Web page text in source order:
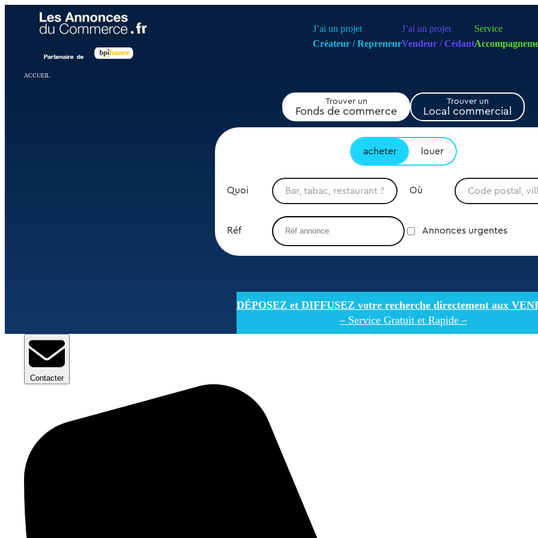
J’ai un projet
Créateur / Repreneur
J’ai un projet
Vendeur / Cédant
Service
ACCUEIL
Trouver un
Fonds de commerce
Trouver un
Local commercial
acheter louer
Quoi Où
Réf Annonces urgentes
DÉPOSEZ et DIFFUSEZ votre recherche directement aux
– Service Gratuit et Rapide –
Contacter
Panneau de gestion des cookies